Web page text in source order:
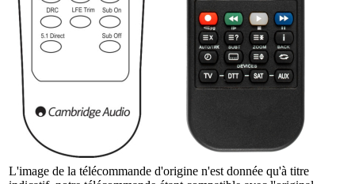
L'image de la télécommande d'origine n'est donnée qu'à titre